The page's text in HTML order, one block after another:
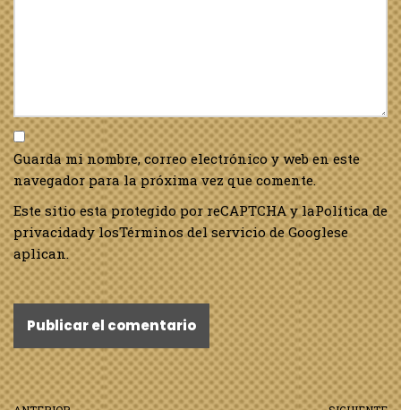
Guarda mi nombre, correo electrónico y web en este
navegador para la próxima vez que comente.
Este sitio esta protegido por reCAPTCHA y laPolítica de
privacidady losTérminos del servicio de Googlese
aplican.